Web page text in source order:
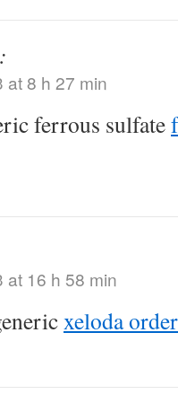
at 8 h 27 min
ferrous sulfate
at 16 h 58 min
xeloda